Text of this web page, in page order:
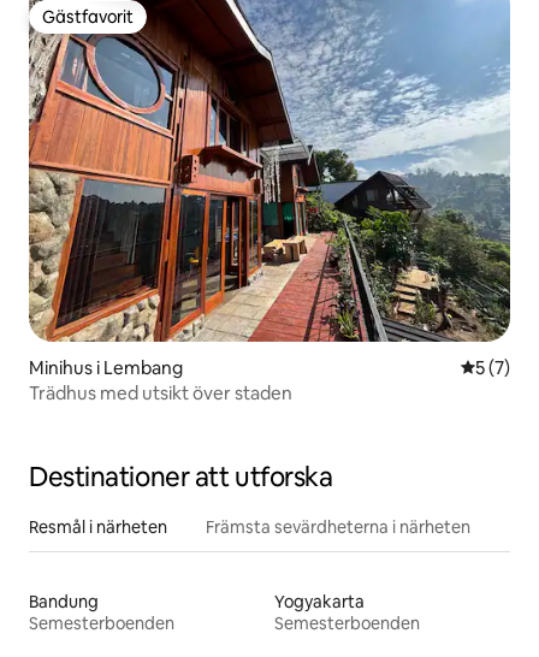
Gästfavorit
Gästfavorit
Minihus i Lembang 5 av 5 i
5 (7)
Trädhus med utsikt över staden
Destinationer att utforska
Resmål i närheten Främsta sevärdheterna i närheten
Bandung
Semesterboenden
Yogyakarta
Semesterboenden